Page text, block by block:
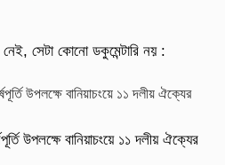
সেটা কোনো ডকুমেন্টারি নয় :
উপলক্ষে বানিয়াচংয়ে ১১ দলীয় ঐক্যের